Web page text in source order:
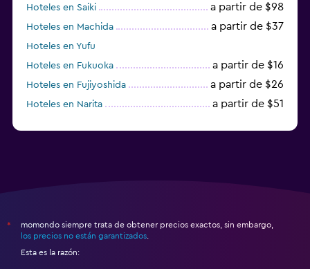
Hoteles en Saiki a partir de $98
Hoteles en Machida a partir de $37
Hoteles en Yufu
Hoteles en Fukuoka
a partir de $16
Hoteles en Fujiyoshida a partir de $26
Hoteles en Narita a partir de $51
*
momondo siempre trata de obtener precios exactos, sin embargo,
los precios no están garantizados
Esta es la razón: